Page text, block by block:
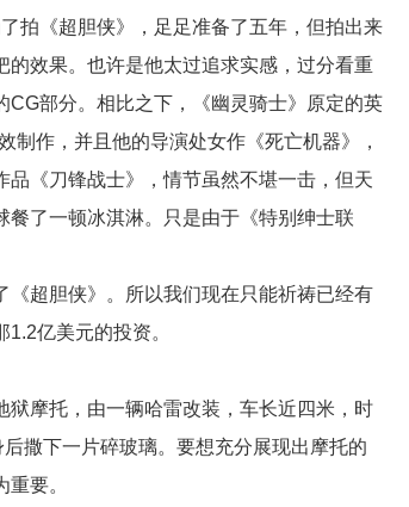
拍《超胆侠》，足足准备了五年，但拍出来
效果。也许是他太过追求实感，过分看重
部分。相比之下，《幽灵骑士》原定的英
制作，并且他的导演处女作《死亡机器》，
《刀锋战士》，情节虽然不堪一击，但天
了一顿冰淇淋。只是由于《特别绅士联
超胆侠》。所以我们现在只能祈祷已经有
亿美元的投资。
摩托，由一辆哈雷改装，车长近四米，时
撒下一片碎玻璃。要想充分展现出摩托的
要。